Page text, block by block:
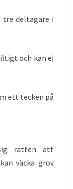
tre deltagare i
och kan ej
ett tecken på
rätten att
väcka grov